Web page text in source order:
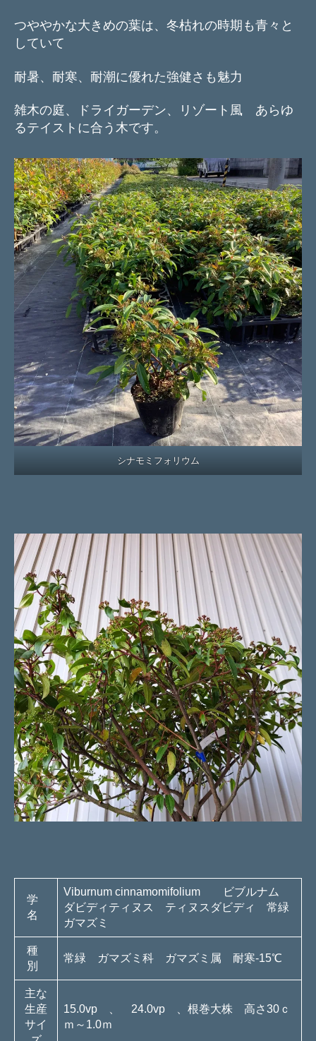
つややかな大きめの葉は、冬枯れの時期も青々と
していて
耐暑、耐寒、耐潮に優れた強健さも魅力
雑木の庭、ドライガーデン、リゾート風 あらゆ
るテイストに合う木です。
シナモミフォリウム
学
名
Viburnum cinnamomifolium ビブルナム
ダビディティヌス ティヌスダビディ 常緑
ガマズミ
種
別
常緑 ガマズミ科 ガマズミ属 耐寒-15℃
主な
生産
サイ
15.0vp 、 24.0vp 、根巻大株 高さ30ｃ
ｍ～1.0ｍ